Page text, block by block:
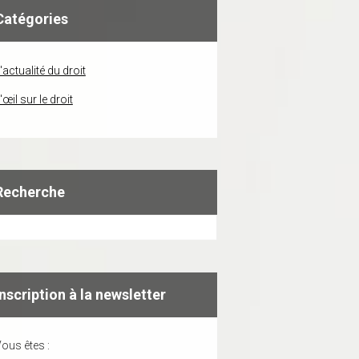
L'actualité du droit
L'œil sur le droit
à la newsletter
êtes :